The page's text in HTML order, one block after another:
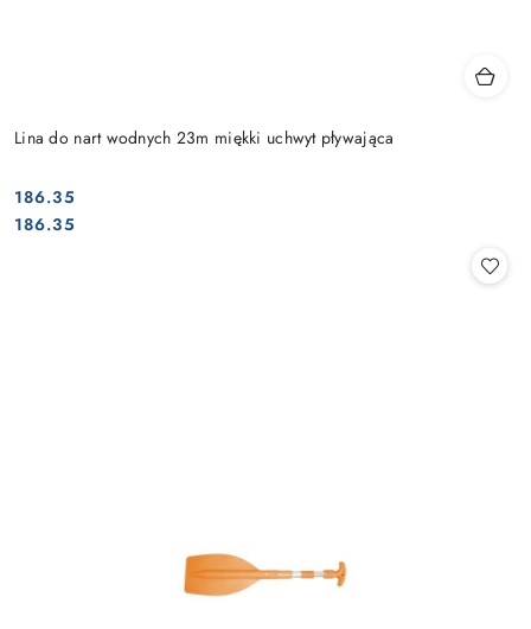
Lina do nart wodnych 23m miękki uchwyt pływająca
Cena:
186.35
Cena:
186.35